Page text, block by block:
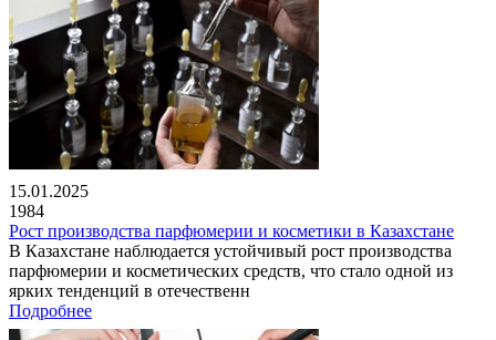
15.01.2025
1984
Рост производства парфюмерии и косметики в Казахстане
В Казахстане наблюдается устойчивый рост производства
парфюмерии и косметических средств, что стало одной из
ярких тенденций в отечественн
Подробнее